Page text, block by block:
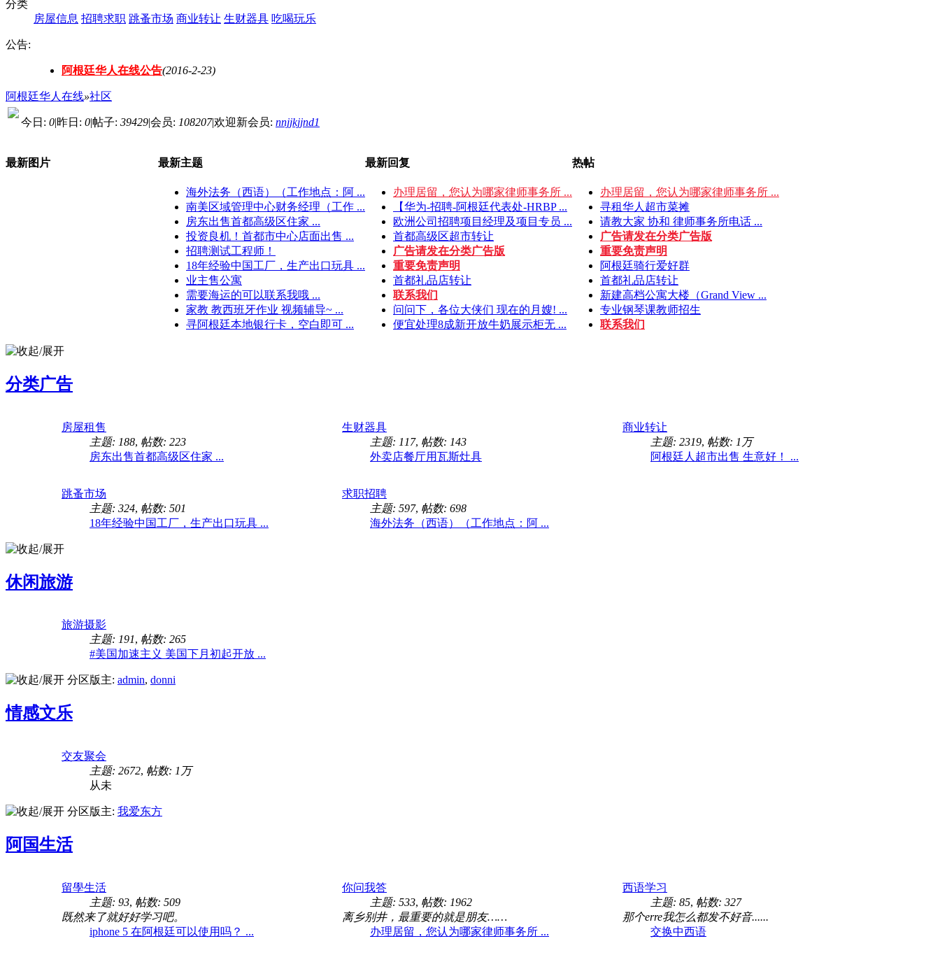
分类
房屋信息 招聘求职 跳蚤市场 商业转让 生财器具 吃喝玩乐
公告:
阿根廷华人在线公告(2016-2-23)
阿根廷华人在线»社区
今日: 0|昨日: 0|帖子: 39429|会员: 108207|欢迎新会员: nnjjkjjnd1
最新图片 最新主题
海外法务（西语）（工作地点：阿 ...
南美区域管理中心财务经理（工作 ...
房东出售首都高级区住家 ...
投资良机！首都市中心店面出售 ...
招聘测试工程师！
18年经验中国工厂，生产出口玩具 ...
业主售公寓
需要海运的可以联系我哦 ...
家教 教西班牙作业 视频辅导~ ...
寻阿根廷本地银行卡，空白即可 ...
最新回复
办理居留，您认为哪家律师事务所 ...
【华为-招聘-阿根廷代表处-HRBP ...
欧洲公司招聘项目经理及项目专员 ...
首都高级区超市转让
广告请发在分类广告版
重要免责声明
首都礼品店转让
联系我们
问问下，各位大侠们 现在的月嫂! ...
便宜处理8成新开放牛奶展示柜无 ...
热帖
办理居留，您认为哪家律师事务所 ...
寻租华人超市菜摊
请教大家 协和 律师事务所电话 ...
广告请发在分类广告版
重要免责声明
阿根廷骑行爱好群
首都礼品店转让
新建高档公寓大楼（Grand View ...
专业钢琴课教师招生
联系我们
分类广告
房屋租售
主题: 188, 帖数: 223
房东出售首都高级区住家 ...
生财器具
主题: 117, 帖数: 143
外卖店餐厅用瓦斯灶具
商业转让
主题: 2319, 帖数: 1万
阿根廷人超市出售 生意好！ ...
跳蚤市场
主题: 324, 帖数: 501
18年经验中国工厂，生产出口玩具 ...
求职招聘
主题: 597, 帖数: 698
海外法务（西语）（工作地点：阿 ...
休闲旅游
旅游摄影
主题: 191, 帖数: 265
#美国加速主义 美国下月初起开放 ...
分区版主: admin, donni
情感文乐
交友聚会
主题: 2672, 帖数: 1万
从未
分区版主: 我爱东方
阿国生活
留學生活
主题: 93, 帖数: 509
既然来了就好好学习吧。
iphone 5 在阿根廷可以使用吗？ ...
你问我答
主题: 533, 帖数: 1962
离乡别井，最重要的就是朋友……
办理居留，您认为哪家律师事务所 ...
西语学习
主题: 85, 帖数: 327
那个erre我怎么都发不好音......
交换中西语